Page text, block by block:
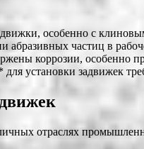
особенно с
частиц в
коррозии, особенно
установки задвижек
отраслях